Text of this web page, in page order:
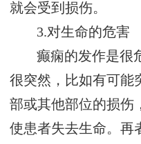
就会受到损伤。
3.对生命的危害
癫痫的发作是很
很突然，比如有可能
部或其他部位的损伤
使患者失去生命。再